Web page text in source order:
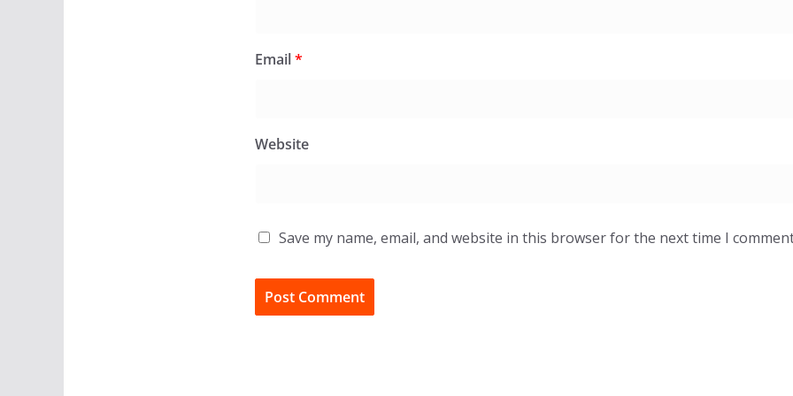
Email*
Website
Save my name, email, and website in this browser for the next time I